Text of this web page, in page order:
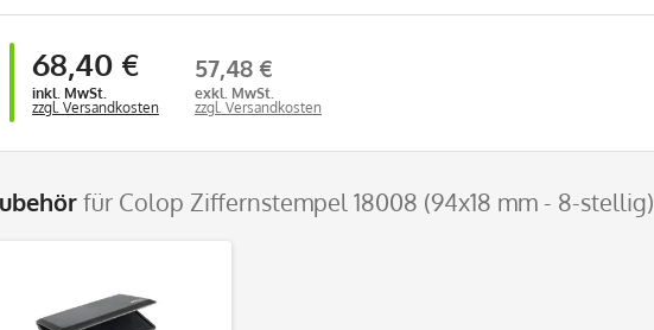
68,40 €
inkl. MwSt.
zzgl. Versandkosten
57,48 €
exkl. MwSt.
zzgl. Versandkosten
für Colop Ziffernstempel 18008 (94x18 mm - 8-stellig)